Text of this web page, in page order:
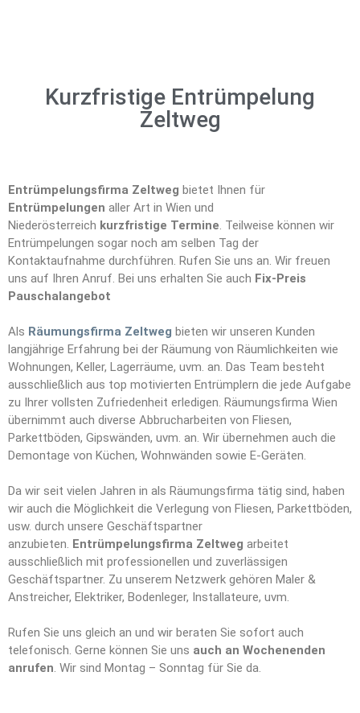
Kurzfristige Entrümpelung
Zeltweg
Entrümpelungsfirma Zeltweg bietet Ihnen für
Entrümpelungen aller Art in Wien und
Niederösterreich kurzfristige Termine. Teilweise können wir
Entrümpelungen sogar noch am selben Tag der
Kontaktaufnahme durchführen. Rufen Sie uns an. Wir freuen
uns auf Ihren Anruf. Bei uns erhalten Sie auch Fix-Preis
Pauschalangebot
Als Räumungsfirma Zeltweg bieten wir unseren Kunden
langjährige Erfahrung bei der Räumung von Räumlichkeiten wie
Wohnungen, Keller, Lagerräume, uvm. an. Das Team besteht
ausschließlich aus top motivierten Entrümplern die jede Aufgabe
zu Ihrer vollsten Zufriedenheit erledigen. Räumungsfirma Wien
übernimmt auch diverse Abbrucharbeiten von Fliesen,
Parkettböden, Gipswänden, uvm. an. Wir übernehmen auch die
Demontage von Küchen, Wohnwänden sowie E-Geräten.
Da wir seit vielen Jahren in als Räumungsfirma tätig sind, haben
wir auch die Möglichkeit die Verlegung von Fliesen, Parkettböden,
usw. durch unsere Geschäftspartner
anzubieten. Entrümpelungsfirma Zeltweg arbeitet
ausschließlich mit professionellen und zuverlässigen
Geschäftspartner. Zu unserem Netzwerk gehören Maler &
Anstreicher, Elektriker, Bodenleger, Installateure, uvm.
Rufen Sie uns gleich an und wir beraten Sie sofort auch
telefonisch. Gerne können Sie uns auch an Wochenenden
anrufen. Wir sind Montag – Sonntag für Sie da.